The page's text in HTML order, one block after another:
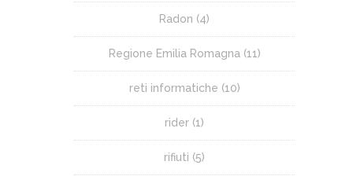
Radon (4)
Regione Emilia Romagna (11)
reti informatiche (10)
rider (1)
rifiuti (5)